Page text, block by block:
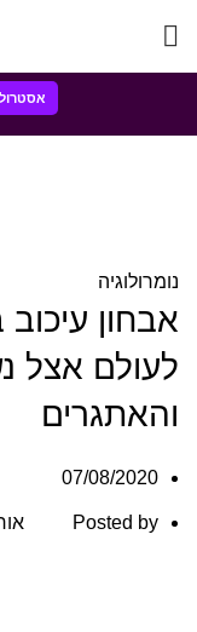
נומרולוגיה
אבחון עיכוב
לעולם אצל
והאתגרים
07/08/2020
Posted by